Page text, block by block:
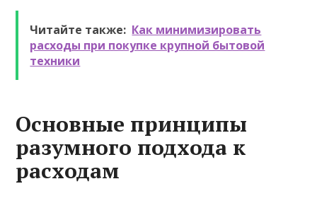
Читайте также: Как минимизировать
расходы при покупке крупной бытовой
техники
Основные принципы
разумного подхода к
расходам